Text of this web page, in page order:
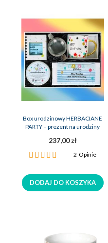
Box urodzinowy HERBACIANE
PARTY – prezent na urodziny
237,00 zł
Ocena:
2Opinie
DODAJ DO KOSZYKA